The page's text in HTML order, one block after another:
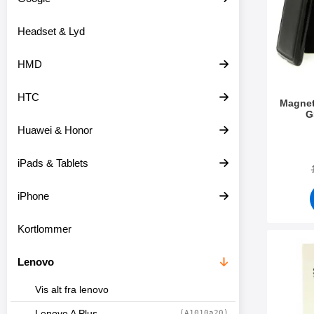
Headset & Lyd
HMD
HTC
Huawei & Honor
iPads & Tablets
iPhone
Kortlommer
Lenovo
Vis alt fra lenovo
Varenr
Marker